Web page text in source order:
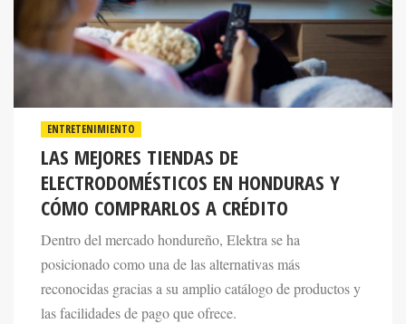
LAS MEJORES TIENDAS DE
ELECTRODOMÉSTICOS EN HONDURAS Y
CÓMO COMPRARLOS A CRÉDITO
Dentro del mercado hondureño, Elektra se ha
posicionado como una de las alternativas más
reconocidas gracias a su amplio catálogo de productos y
las facilidades de pago que ofrece.